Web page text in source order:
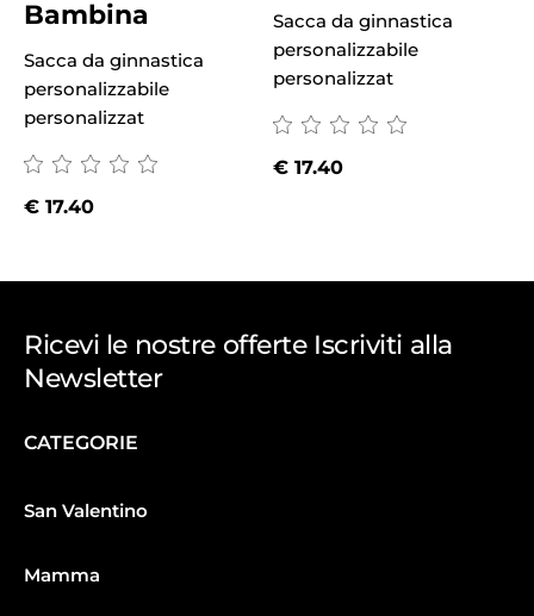
Bambina
Sacca da ginnastica
personalizzabile
personalizzat
€17.40
Sacca da ginnastica
personalizzabile
personalizzat
€ 17.40
Ricevi le nostre offerte Iscriviti alla
Newsletter
CATEGORIE
San Valentino
Mamma